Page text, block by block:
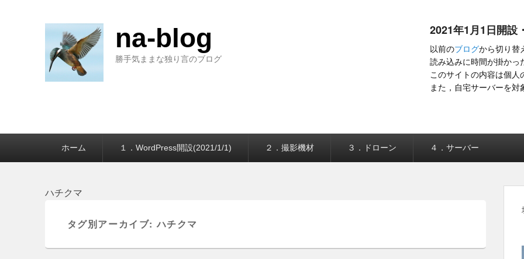
na-blog
勝手気ままな独り言のブログ
2021年1月1日開設
以前のブログから切り替
読み込みに時間が掛かっ
このサイトの内容は個
また，自宅サーバーを
メ
ホーム １．WordPress開設(2021/1/1) ２．撮影機材 ３．ドローン ４．サーバー
ハチクマ
タグ別アーカイブ:ハチクマ